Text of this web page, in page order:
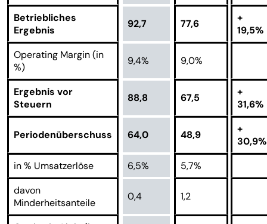
Betriebliches
Ergebnis
92,7 77,6
+
19,5%
Operating Margin (in
%)
9,4% 9,0%
Ergebnis vor
Steuern
88,8 67,5
+
31,6%
Periodenüberschuss 64,0 48,9
+
30,9%
in % Umsatzerlöse
6,5%
5,7%
davon
Minderheitsanteile
0,4 1,2